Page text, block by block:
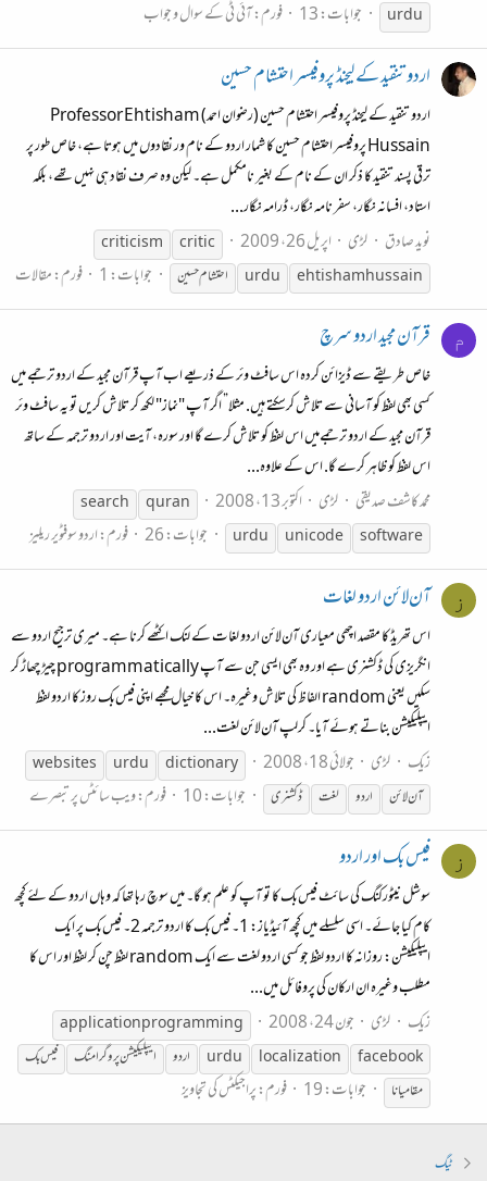
urdu
جوابات: 13 فورم:آئی ٹی کے سوال و جواب
اردو تنقید کے لیجنڈ پروفیسر احتشام حسین
اردو تنقید کے لیجنڈ پروفیسر احتشام حسین (رضوان احمد) Professor Ehtisham
Hussain پروفیسر احتشام حسین کا شمار اردو کے نام ور نقادوں میں ہوتا ہے، خاص طور پر
ترقی پسند تنقید کا ذکر ان کے نام کے بغیر نامکمل ہے۔ لیکن وہ صرف نقاد ہی نہیں تھے، بلکہ
استاد، افسانہ نگار، سفر نامہ نگار، ڈرامہ نگار...
نوید صادق
لڑی اپریل 26، 2009 critic
criticism
ehtisham hussain
urdu احتشام حسین جوابات: 1 فورم:مقالات
م قرآن مجید اردو سرچ
خاص طریقے سے ڈیزائن کردہ اس سافٹ وئر کے ذریعے اب آپ قرآن مجید کے اردو ترجمے میں
کسی بھی لفظ کو آسانی سے تلاش کرسکتے ہیں. مثلا” اگر آپ "نماز" لکھ کر تلاش کریں تو یہ سافٹ وئر
قرآن مجید کے اردو ترجمےمیں اس لفظ کو تلاش کرے گا اور سورہ، آیت اور اردو ترجمہ کے ساتھ
اس لفظ کو ظاہر کرے گا. اس کے علاوہ...
محمد کاشف صدیقی
لڑی اکتوبر 13، 2008 quran
search
software
unicode
urdu جوابات: 26 فورم:اردو سوفٹویر ریلیز
ز آن‌لائن اردو لغات
اس تھریڈ کا مقصد اچھی معیاری آن‌لائن اردو لغات کے لنک اکٹھے کرنا ہے۔ میری ترجیح اردو سے
انگریزی کی ڈکشنری ہے اور وہ بھی ایسی جن سے آپ programmatically چیڑ چھاڑ کر
سکیں یعنی random الفاظ کی تلاش وغیرہ۔ اس کا خیال مجھے اپنی فیس‌بک روز کا اردو لفظ
ایپلیکیشن بناتے ہوئے آیا۔ کرلپ آن‌لائن لغت...
زیک
لڑی جولائی 18، 2008 dictionary
urdu
websites
آن‌لائن
اردو لغت ڈکشنری جوابات: 10 فورم:ویب سائٹس پر تبصرے
ز فیس‌بک اور اردو
سوشل نیٹورکنگ کی سائٹ فیس‌بک کا تو آپ کو علم ہو گا۔ میں سوچ رہا تھا کہ وہاں اردو کے لئے کچھ
کام کیا جائے۔ اسی سلسلے میں کچھ آئیڈیاز: 1۔ فیس‌بک کا اردو ترجمہ 2۔ فیس‌بک پر ایک
ایپلیکیشن: روزانہ کا اردو لفظ جو کسی اردو لغت سے ایک random لفظ چن کر لفظ اور اس کا
مطلب وغیرہ ان ارکان کی پروفائل میں...
زیک
لڑی جون 24، 2008
application programming
facebook
localization
urdu اردو ایپلیکیشن پروگرامنگ
فیس‌بک
مقامیانا
جوابات: 19 فورم:پراجیکٹس کی تجاویز
ٹیگ